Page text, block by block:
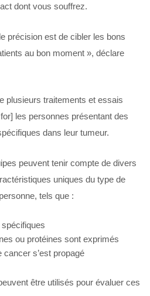
dont vous souffrez.
précision est de cibler les bons
au bon moment », déclare
plusieurs traitements et essais
les personnes présentant des
dans leur tumeur.
peuvent tenir compte de divers
uniques du type de
tels que :
ou protéines sont exprimés
s’est propagé
être utilisés pour évaluer ces